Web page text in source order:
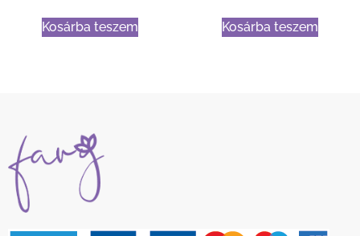
Kosárba teszem Kosárba teszem